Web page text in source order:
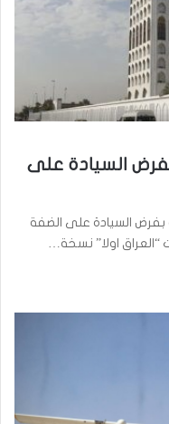
السيادة على
بفرض السيادة على الضفة
“العراق اولا” نسخة…